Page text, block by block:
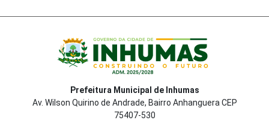
Prefeitura Municipal de Inhumas
Av. Wilson Quirino de Andrade, Bairro Anhanguera CEP
75407-530